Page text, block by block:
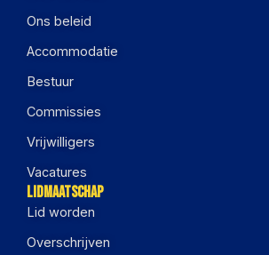
Ons beleid
Accommodatie
Bestuur
Commissies
Vrijwilligers
Vacatures
Lidmaatschap
Lid worden
Overschrijven